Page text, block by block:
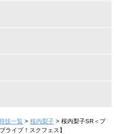
技一覧 >桜内梨子 >桜内梨子SR＜プ
ライブ！スクフェス】